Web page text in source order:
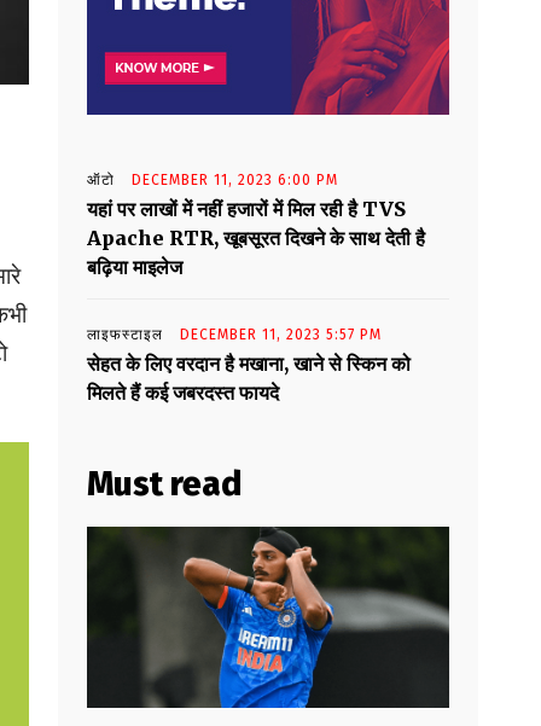
ऑटो DECEMBER 11, 2023 6:00 PM
यहां पर लाखों में नहीं हजारों में मिल रही है TVS
Apache RTR, खूबसूरत दिखने के साथ देती है
बढ़िया माइलेज
लाइफस्टाइल DECEMBER 11, 2023 5:57 PM
सेहत के लिए वरदान है मखाना, खाने से स्किन को
मिलते हैं कई जबरदस्त फायदे
Must read